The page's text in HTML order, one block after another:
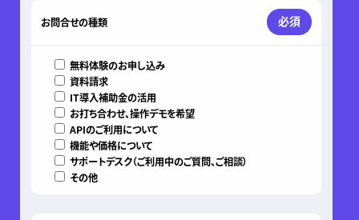
お問合せの種類 必須
無料体験のお申し込み
資料請求
IT導入補助金の活用
お打ち合わせ、操作デモを希望
APIのご利用について
機能や価格について
サポートデスク（ご利用中のご質問、ご相談）
その他